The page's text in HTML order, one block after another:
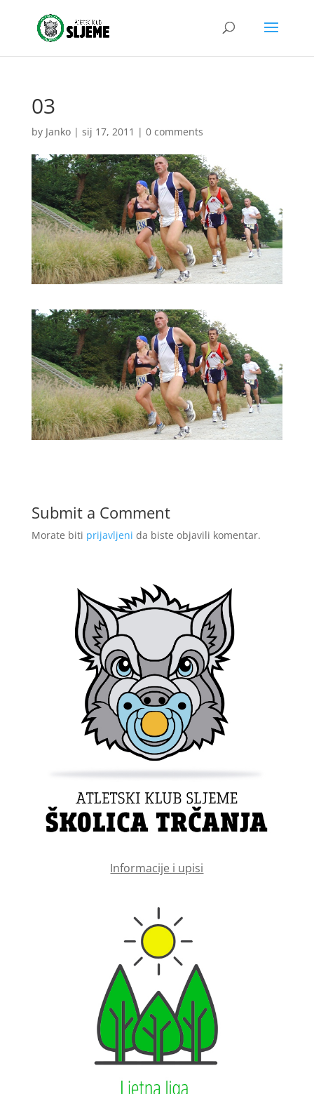
03
by Janko| sij 17, 2011 | 0 comments
Submit a Comment
Morate biti prijavljeni da biste objavili komentar.
Informacije i upisi